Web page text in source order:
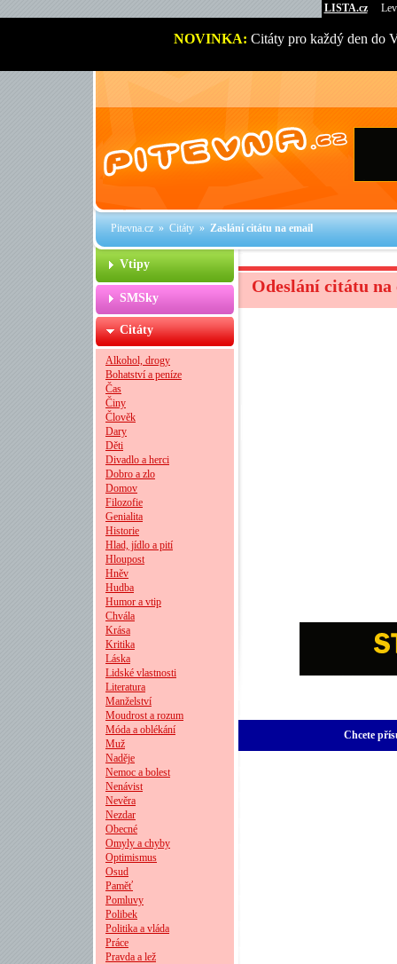
LISTA.cz
NOVINKA: Citáty pro každý den do
Pitevna.cz»Citáty»Zaslání citátu na email
Vtipy
SMSky
Citáty
Alkohol, drogy
Bohatství a peníze
Čas
Činy
Člověk
Dary
Děti
Divadlo a herci
Dobro a zlo
Domov
Filozofie
Genialita
Historie
Hlad, jídlo a pití
Hloupost
Hněv
Hudba
Humor a vtip
Chvála
Krása
Kritika
Láska
Lidské vlastnosti
Literatura
Manželství
Moudrost a rozum
Móda a oblékání
Muž
Naděje
Nemoc a bolest
Nenávist
Nevěra
Nezdar
Obecné
Omyly a chyby
Optimismus
Osud
Paměť
Pomluvy
Polibek
Politika a vláda
Práce
Pravda a lež
Odeslání citátu na
Chcete